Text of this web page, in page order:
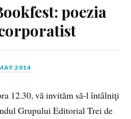
poezia
2014
12.30, vă invităm să-l întâlniţi
Grupului Editorial Trei de